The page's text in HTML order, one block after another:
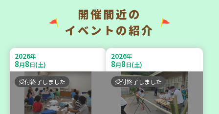
神戸市兵庫区
地域で暮らしたい 「コープ
くらしの助け合いの会」
（会場：兵庫）
ボランティア
神戸市兵庫区
BOSAI(ぼうさい)教室～か
ぞくで楽しくまなぼうさい
～
学び・体験
平和・防災
開催間近の
イベントの紹介
2026年
8月8日(土)
受付終了しました
2026年
8月8日(土)
受付終了しました